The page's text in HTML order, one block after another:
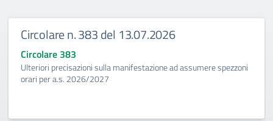
Circolare n. 383 del 13.07.2026
Circolare 383
Ulteriori precisazioni sulla manifestazione ad assumere spezzoni
orari per a.s. 2026/2027